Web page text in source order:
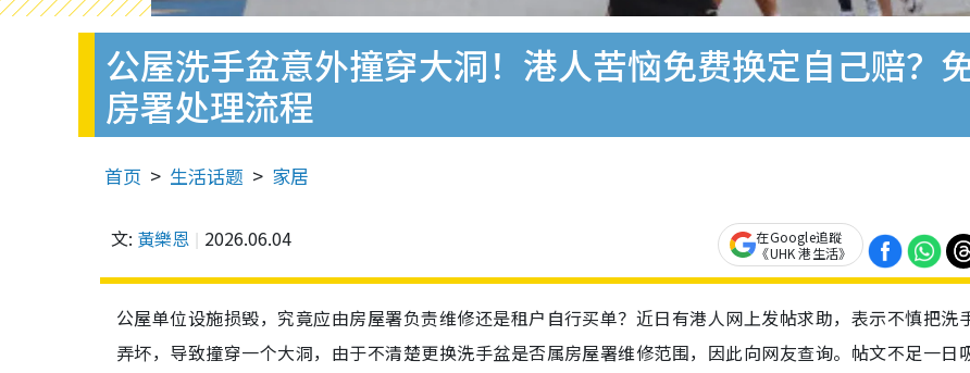
公屋洗手盆意外撞穿大洞！港人苦恼免费换定自己赔？
房署处理流程
首页 生活话题 家居
文: 黃樂恩 2026.06.04
在Google追蹤
《UHK 港生活》
公屋单位设施损毁，究竟应由房屋署负责维修还是租户自行买单？近日有港人网上发帖求助，表示不慎把洗
弄坏，导致撞穿一个大洞，由于不清楚更换洗手盆是否属房屋署维修范围，因此向网友查询。帖文不足一日